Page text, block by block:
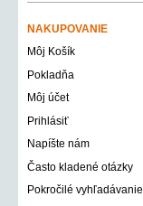
NAKUPOVANIE
Môj Košík
Pokladňa
Môj účet
Prihlásiť
Napíšte nám
Často kladené otázky
Pokročilé vyhľadávanie